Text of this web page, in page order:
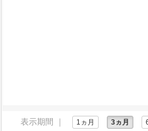
表示期間 ｜ 1ヵ月 3ヵ月